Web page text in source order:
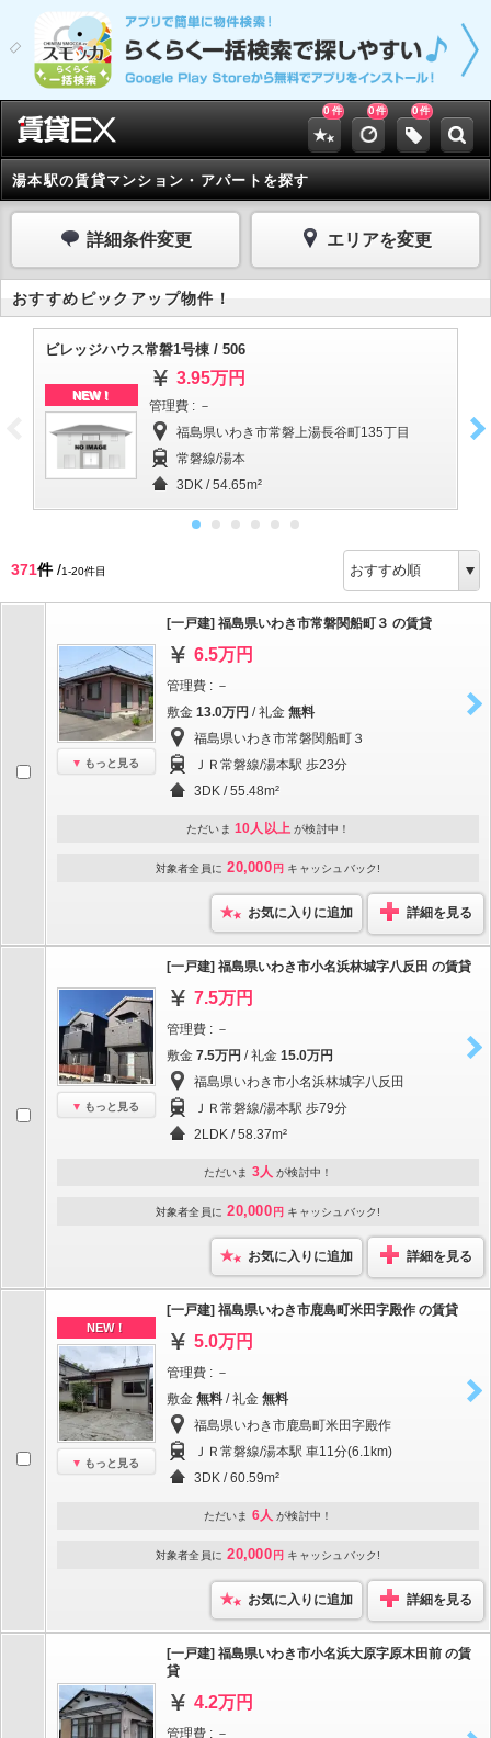
0 件 0件 0件
湯本駅の賃貸マンション・アパートを探す
詳細条件変更 エリアを変更
おすすめピックアップ物件！
ビレッジハウス常磐1号棟 / 506
NEW！
3.95万円
管理費 : －
福島県いわき市常磐上湯長谷町135丁目
常磐線/湯本
3DK / 54.65m²
371件/1-20件目
もっと見る
[一戸建] 福島県いわき市常磐関船町３ の賃貸
6.5万円
管理費 : －
敷金 13.0万円 / 礼金 無料
福島県いわき市常磐関船町３
ＪＲ常磐線/湯本駅 歩23分
3DK / 55.48m²
ただいま 10人以上 が検討中！
対象者全員に 20,000 円 キャッシュバック!
お気に入りに追加 詳細を見る
もっと見る
[一戸建] 福島県いわき市小名浜林城字八反田 の賃貸
7.5万円
管理費 : －
敷金 7.5万円 / 礼金 15.0万円
福島県いわき市小名浜林城字八反田
ＪＲ常磐線/湯本駅 歩79分
2LDK / 58.37m²
ただいま 3人 が検討中！
対象者全員に 20,000 円 キャッシュバック!
お気に入りに追加 詳細を見る
NEW！
もっと見る
[一戸建] 福島県いわき市鹿島町米田字殿作 の賃貸
5.0万円
管理費 : －
敷金 無料 / 礼金 無料
福島県いわき市鹿島町米田字殿作
ＪＲ常磐線/湯本駅 車11分(6.1km)
3DK / 60.59m²
ただいま 6人 が検討中！
対象者全員に 20,000 円 キャッシュバック!
お気に入りに追加 詳細を見る
[一戸建] 福島県いわき市小名浜大原字原木田前 の賃
貸
4.2万円
管理費 : －